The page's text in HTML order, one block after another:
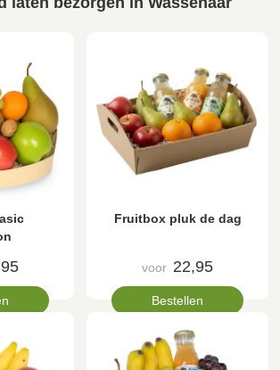
Fruitbox pluk de dag
voor 22,95
Bestellen